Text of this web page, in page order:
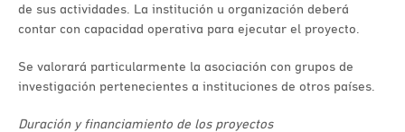
de sus actividades. La institución u organización deberá
contar con capacidad operativa para ejecutar el proyecto.
Se valorará particularmente la asociación con grupos de
investigación pertenecientes a instituciones de otros países.
Duración y financiamiento de los proyectos